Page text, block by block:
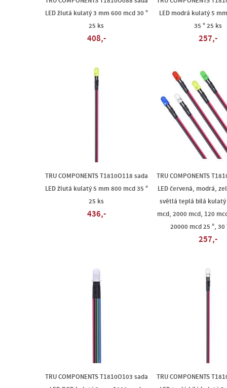
LED žlutá kulatý 3 mm 600 mcd 30 °
25 ks
408,-
LED modrá kulatý 5
35 ° 25 ks
257,-
TRU COMPONENTS T1810O118 sada
LED žlutá kulatý 5 mm 800 mcd 35 °
25 ks
436,-
TRU COMPONENTS
LED červená, modrá,
světlá teplá bílá kulatý
mcd, 2000 mcd, 120
20000 mcd 25 °, 30
257,-
TRU COMPONENTS T1810O103 sada
TRU COMPONENTS